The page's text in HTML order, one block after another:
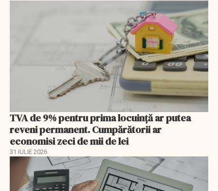
TVA de 9% pentru prima locuință ar putea
reveni permanent. Cumpărătorii ar
economisi zeci de mii de lei
31 IULIE 2026